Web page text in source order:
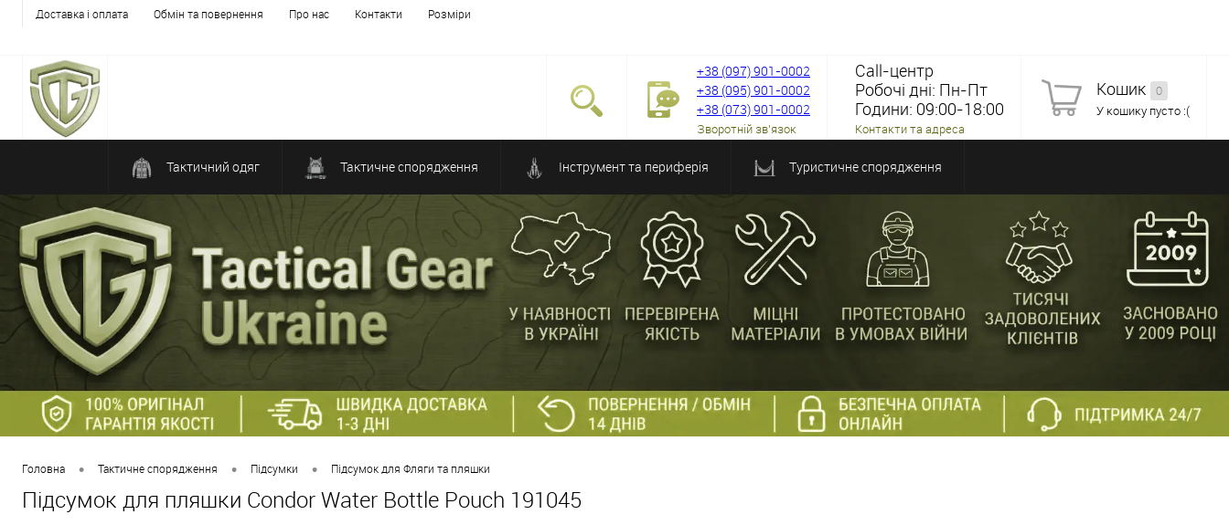
Доставка і оплата Обмін та повернення Про нас Контакти Розміри
+38 (097) 901-0002
+38 (095) 901-0002
+38 (073) 901-0002
Зворотній зв'язок
Call-центр
Робочі дні: Пн-Пт
Години: 09:00-18:00
Контакти та адреса
Кошик
0
У кошику пусто :(
Тактичний одяг Тактичне спорядження Інструмент та периферія Туристичне спорядження
Головна • Тактичне спорядження • Підсумки • Підсумок для Фляги та пляшки
Підсумок для пляшки Condor Water Bottle Pouch 191045